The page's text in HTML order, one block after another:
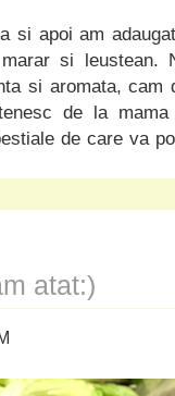
si apoi am
si leustean.
si aromata,
de la
de care va
atat:)